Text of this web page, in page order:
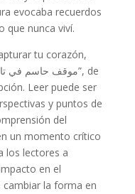
evocaba recuerdos
que nunca viví.
tu corazón,
y puntos de
del
un momento crítico
los lectores a
en el
cambiar la forma en